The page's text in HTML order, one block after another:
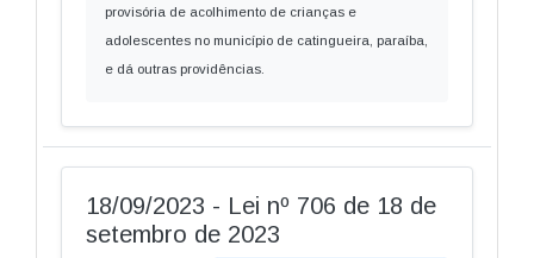
provisória de acolhimento de crianças e
adolescentes no município de catingueira, paraíba,
e dá outras providências.
18/09/2023 - Lei nº 706 de 18 de
setembro de 2023